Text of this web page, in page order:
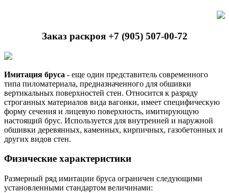
Заказ раскроя +7 (905) 507-00-72
Имитация бруса - еще один представитель современного
типа пиломатериала, предназначенного для обшивки
вертикальных поверхностей стен. Относится к разряду
строганных материалов вида вагонки, имеет специфическую
форму сечения и лицевую поверхность, имитирующую
настоящий брус. Используется для внутренней и наружной
обшивки деревянных, каменных, кирпичных, газобетонных и
других видов стен.
Физические характеристики
Размерный ряд имитации бруса ограничен следующими
установленными стандартом величинами: